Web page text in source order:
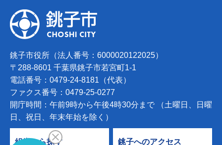
銚子市役所（法人番号：6000020122025）
〒288-8601 千葉県銚子市若宮町1-1
電話番号：0479-24-8181（代表）
ファクス番号：0479-25-0277
開庁時間：午前9時から午後4時30分まで （土曜日、日曜
日、祝日、年末年始を除く）
組織から探す 銚子へのアクセス